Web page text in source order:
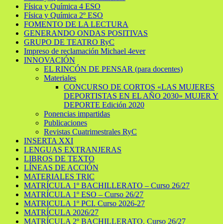
Física y Química 4 ESO
Física y Química 2º ESO
FOMENTO DE LA LECTURA
GENERANDO ONDAS POSITIVAS
GRUPO DE TEATRO RyC
Impreso de reclamación Michael 4ever
INNOVACIÓN
EL RINCÓN DE PENSAR (para docentes)
Materiales
CONCURSO DE CORTOS «LAS MUJERES
DEPORTISTAS EN EL AÑO 2030» MUJER Y
DEPORTE Edición 2020
Ponencias impartidas
Publicaciones
Revistas Cuatrimestrales RyC
INSERTA XXI
LENGUAS EXTRANJERAS
LIBROS DE TEXTO
LÍNEAS DE ACCIÓN
MATERIALES TRIC
MATRÍCULA 1º BACHILLERATO – Curso 26/27
MATRÍCULA 1º ESO – Curso 26/27
MATRICULA 1º PCI. Curso 2026-27
MATRÍCULA 2026/27
MATRÍCULA 2º BACHILLERATO. Curso 26/27